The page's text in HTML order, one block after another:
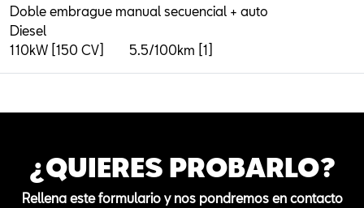
Doble embrague manual secuencial + auto
Diesel
110kW [150 CV]
5.5/100km [1]
¿QUIERES PROBARLO?
Rellena este formulario y nos pondremos en contacto